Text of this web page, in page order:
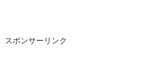
スポンサーリンク